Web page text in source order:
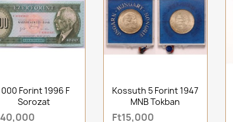
Forint 1996 F
Sorozat
Kossuth 5 Forint 1947
MNB Tokban
Ft15,000